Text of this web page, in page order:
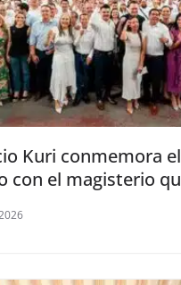
Kuri conmemora
con el magisterio